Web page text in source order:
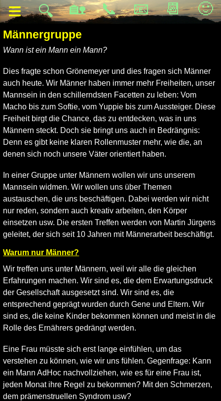
≡ 🔍 🏡 📞 📧 📆 🙂
Männergruppe
Wann ist ein Mann ein Mann?
Dies fragte schon Grönemeyer und dies fragen sich Männer
auch heute. Wir Männer haben immer mehr Freiheiten, unser
Mannsein in den schillerndsten Facetten zu leben: Vom
Macho bis zum Softie, vom Yuppie bis zum Aussteiger. Diese
Freiheit birgt die Chance, das zu entdecken, was in uns
Männern steckt. Doch sie bringt uns auch in Bedrängnis:
Denn es gibt keine klaren Rollenmuster mehr, wie die, an
denen sich noch unsere Väter orientiert haben.
In einer Gruppe unter Männern wollen wir uns unserem
Mannsein widmen. Wir wollen uns über Themen
austauschen, die uns beschäftigen. Dabei werden wir nicht
nur reden, sondern auch kreativ arbeiten, den Körper
einsetzen usw. Die ersten Treffen werden von Martin Jürgens
geleitet, der sich seit 10 Jahren mit Männerarbeit beschäftigt.
Warum nur Männer?
Wir treffen uns unter Männern, weil wir alle die gleichen
Erfahrungen machen. Wir sind es, die dem Erwartungsdruck
der Gesellschaft ausgesetzt sind. Wir sind es, die
entsprechend geprägt wurden durch Gene und Eltern. Wir
sind es, die keine Kinder bekommen können und meist in die
Rolle des Ernährers gedrängt werden.
Eine Frau müsste sich erst lange einfühlen, um das
verstehen zu können, wie wir uns fühlen. Gegenfrage: Kann
ein Mann AdHoc nachvollziehen, wie es für eine Frau ist,
jeden Monat ihre Regel zu bekommen? Mit den Schmerzen,
dem prämenstruellen Syndrom usw?